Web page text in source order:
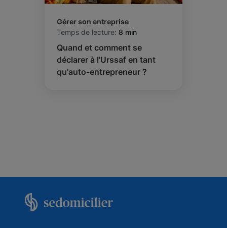
Gérer son entreprise
Temps de lecture: 8 min
Quand et comment se
déclarer à l'Urssaf en tant
qu'auto-entrepreneur ?